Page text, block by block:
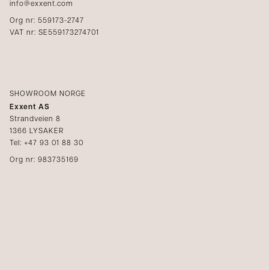
info@exxent.com
Org nr: 559173-2747
VAT nr: SE559173274701
SHOWROOM NORGE
Exxent AS
Strandveien 8
1366 LYSAKER
Tel: +47 93 01 88 30
Org nr: 983735169